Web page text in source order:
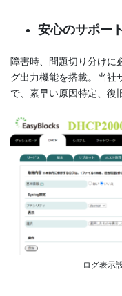
安心のサポー
障害時、問題切り分けに
グ出力機能を搭載。当社
で、素早い原因特定、復
ログ表示